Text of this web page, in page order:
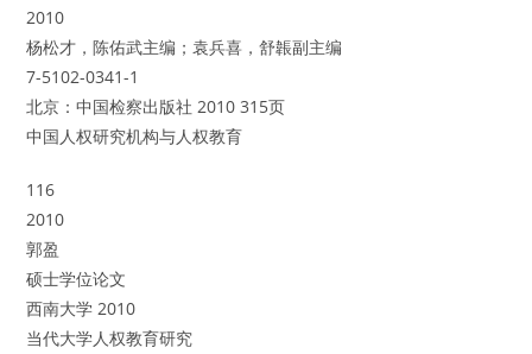
2010
杨松才，陈佑武主编；袁兵喜，舒韔副主编
7-5102-0341-1
北京：中国检察出版社 2010 315页
中国人权研究机构与人权教育
116
2010
郭盈
硕士学位论文
西南大学 2010
当代大学人权教育研究